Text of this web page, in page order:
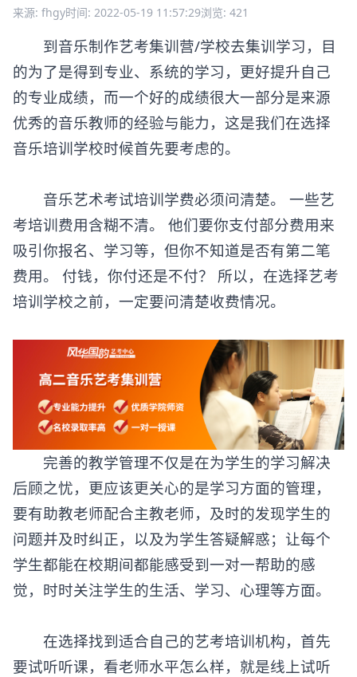
来源: fhgy时间: 2022-05-19 11:57:29浏览: 421
到音乐制作艺考集训营/学校去集训学习，目
的为了是得到专业、系统的学习，更好提升自己
的专业成绩，而一个好的成绩很大一部分是来源
优秀的音乐教师的经验与能力，这是我们在选择
音乐培训学校时候首先要考虑的。
音乐艺术考试培训学费必须问清楚。 一些艺
考培训费用含糊不清。 他们要你支付部分费用来
吸引你报名、学习等，但你不知道是否有第二笔
费用。 付钱，你付还是不付？ 所以，在选择艺考
培训学校之前，一定要问清楚收费情况。
完善的教学管理不仅是在为学生的学习解决
后顾之忧，更应该更关心的是学习方面的管理，
要有助教老师配合主教老师，及时的发现学生的
问题并及时纠正，以及为学生答疑解惑；让每个
学生都能在校期间都能感受到一对一帮助的感
觉，时时关注学生的生活、学习、心理等方面。
在选择找到适合自己的艺考培训机构，首先
要试听听课，看老师水平怎么样，就是线上试听